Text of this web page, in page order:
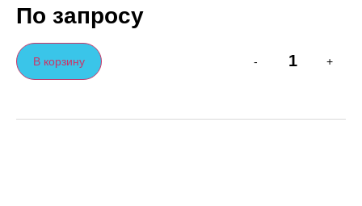
По запросу
- +
В корзину